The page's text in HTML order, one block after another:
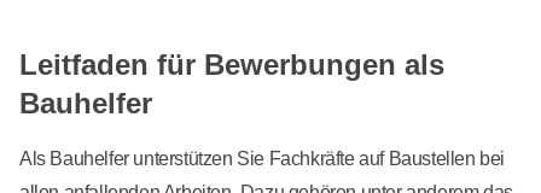
Leitfaden für Bewerbungen als
Bauhelfer
Als Bauhelfer unterstützen Sie Fachkräfte auf Baustellen bei